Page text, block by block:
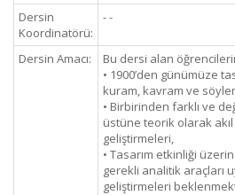
Dersin
Koordinatörü:
- -
Dersin Amacı:
Bu dersi alan
• 1900’den günümüze
kuram, kavram ve
• Birbirinden farklı ve
üstüne teorik olarak
geliştirmeleri,
• Tasarım etkinliği
gerekli analitik araçları
geliştirmeleri